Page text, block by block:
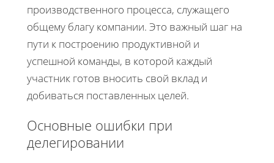
производственного процесса, служащего
общему благу компании. Это важный шаг на
пути к построению продуктивной и
успешной команды, в которой каждый
участник готов вносить свой вклад и
добиваться поставленных целей.
Основные ошибки при
делегировании